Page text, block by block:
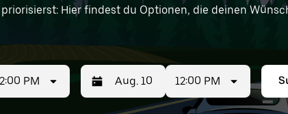
Hier findest du Optionen, die deinen
Airport) ein, um BMW-Vermietungen in deiner Nähe zu
PM 12:00 PM